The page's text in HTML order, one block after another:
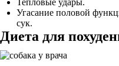
Тепловые удары.
Угасание половой
сук.
Диета для